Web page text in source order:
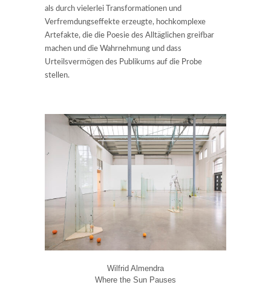
als durch vielerlei Transformationen und
Verfremdungseffekte erzeugte, hochkomplexe
Artefakte, die die Poesie des Alltäglichen greifbar
machen und die Wahrnehmung und dass
Urteilsvermögen des Publikums auf die Probe
stellen.
Wilfrid Almendra
Where the Sun Pauses